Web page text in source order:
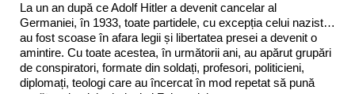
La un an după ce Adolf Hitler a devenit cancelar al
Germaniei, în 1933, toate partidele, cu excepția celui nazist…
au fost scoase în afara legii și libertatea presei a devenit o
amintire. Cu toate acestea, în următorii ani, au apărut grupări
de conspiratori, formate din soldați, profesori, politicieni,
diplomați, teologi care au încercat în mod repetat să pună